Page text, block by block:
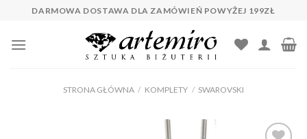
content
DARMOWA DOSTAWA DLA ZAMÓWIEŃ POWYŻEJ 199ZŁ
STRONA GŁÓWNA / KOMPLETY / SWAROVSKI